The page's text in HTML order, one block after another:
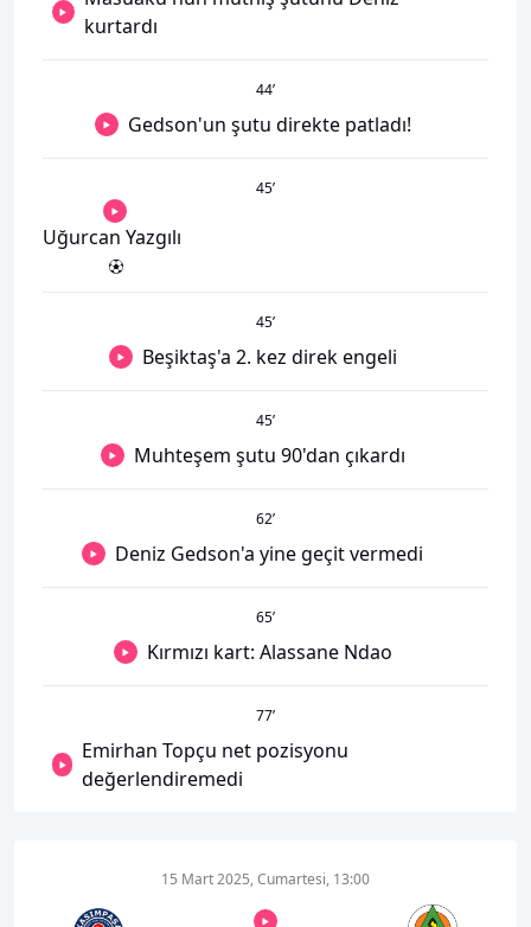
kurtardı
44’
Gedson'un şutu direkte patladı!
45’
Uğurcan Yazgılı
45’
Beşiktaş'a 2. kez direk engeli
45’
Muhteşem şutu 90'dan çıkardı
62’
Deniz Gedson'a yine geçit vermedi
65’
Kırmızı kart: Alassane Ndao
77’
Emirhan Topçu net pozisyonu
değerlendiremedi
15 Mart 2025, Cumartesi, 13:00